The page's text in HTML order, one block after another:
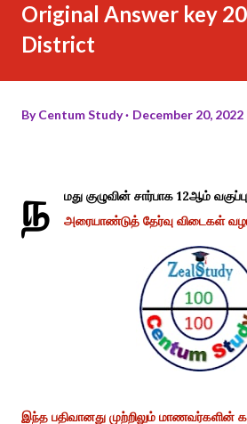
Original Answer key
District
ByCentum Study December 20, 2022
ந
மது குழுவின் சார்பாக 12ஆம்
அரையாண்டுத் தேர்வு விடைகள்
இந்த பதிவானது முற்றிலும் மாணவர்களின்